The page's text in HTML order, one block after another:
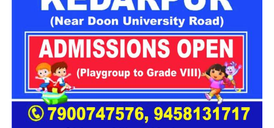
16 घरों में मिलेगा परिवार जैसा माहौल
प्रस्तावित आलंबन गांव में कॉटेज और छोटे घर विकसित किए जाएंगे। यहां
एक परिवार की तर्ज पर लोगों को रखा जाएगा। योजना के मुताबिक, एक
यूनिट में करीब दो महिलाएं, चार बच्चे और एक किशोरी को शामिल किया
जाएगा। इस तरह उन्हें एक परिवार की तरह साथ रहने का अवसर मिलेगा।